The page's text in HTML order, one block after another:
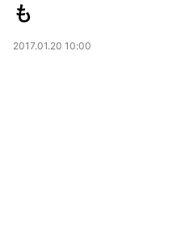
も
2017.01.20 10:00